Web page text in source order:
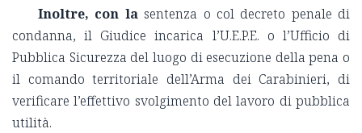
Inoltre, con la sentenza o col decreto penale di
condanna, il Giudice incarica l’U.E.P.E. o l’Ufficio di
Pubblica Sicurezza del luogo di esecuzione della pena o
il comando territoriale dell’Arma dei Carabinieri, di
verificare l’effettivo svolgimento del lavoro di pubblica
utilità.